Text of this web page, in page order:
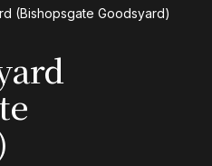
系
(Bishopsgate Goodsyard)